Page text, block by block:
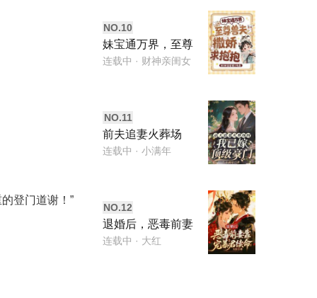
登门道谢！”
NO.10
妹宝通万界，至尊
兽夫撒娇求抱抱
连载中 · 财神亲闺女
NO.11
前夫追妻火葬场
时，我已嫁顶级豪
连载中 · 小满年
NO.12
退婚后，恶毒前妻
靠宠暴君续命
连载中 · 大红